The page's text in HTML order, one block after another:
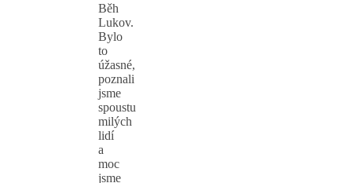
Běh
Lukov.
Bylo
to
úžasné,
poznali
jsme
spoustu
milých
lidí
a
moc
jsme